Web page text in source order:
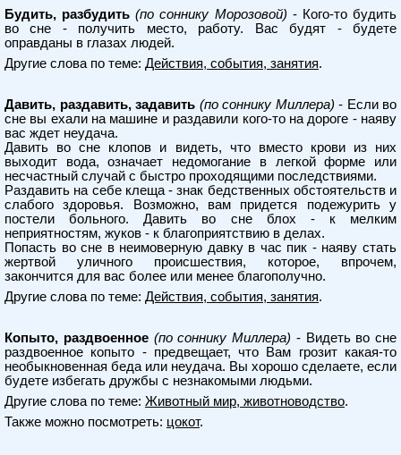
Будить, разбудить (по соннику Морозовой) - Кого-то будить
во сне - получить место, работу. Вас будят - будете
оправданы в глазах людей.
Другие слова по теме: Действия, события, занятия.
Давить, раздавить, задавить (по соннику Миллера) - Если во
сне вы ехали на машине и раздавили кого-то на дороге - наяву
вас ждет неудача.
Давить во сне клопов и видеть, что вместо крови из них
выходит вода, означает недомогание в легкой форме или
несчастный случай с быстро проходящими последствиями.
Раздавить на себе клеща - знак бедственных обстоятельств и
слабого здоровья. Возможно, вам придется подежурить у
постели больного. Давить во сне блох - к мелким
неприятностям, жуков - к благоприятствию в делах.
Попасть во сне в неимоверную давку в час пик - наяву стать
жертвой уличного происшествия, которое, впрочем,
закончится для вас более или менее благополучно.
Другие слова по теме: Действия, события, занятия.
Копыто, раздвоенное (по соннику Миллера) - Видеть во сне
раздвоенное копыто - предвещает, что Вам грозит какая-то
необыкновенная беда или неудача. Вы хорошо сделаете, если
будете избегать дружбы с незнакомыми людьми.
Другие слова по теме: Животный мир, животноводство.
Также можно посмотреть: цокот.